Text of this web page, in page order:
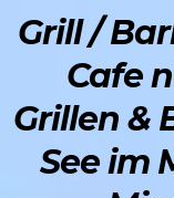
Grill /
Cafe
Grillen &
See im